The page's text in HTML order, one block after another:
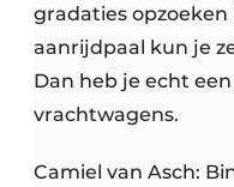
gradaties
aanrijdpaal kun je
Dan heb je echt
vrachtwagens.
Camiel van Asch: